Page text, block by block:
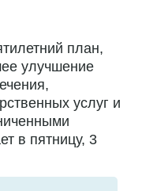
план,
улучшение
услуг и
в пятницу, 3